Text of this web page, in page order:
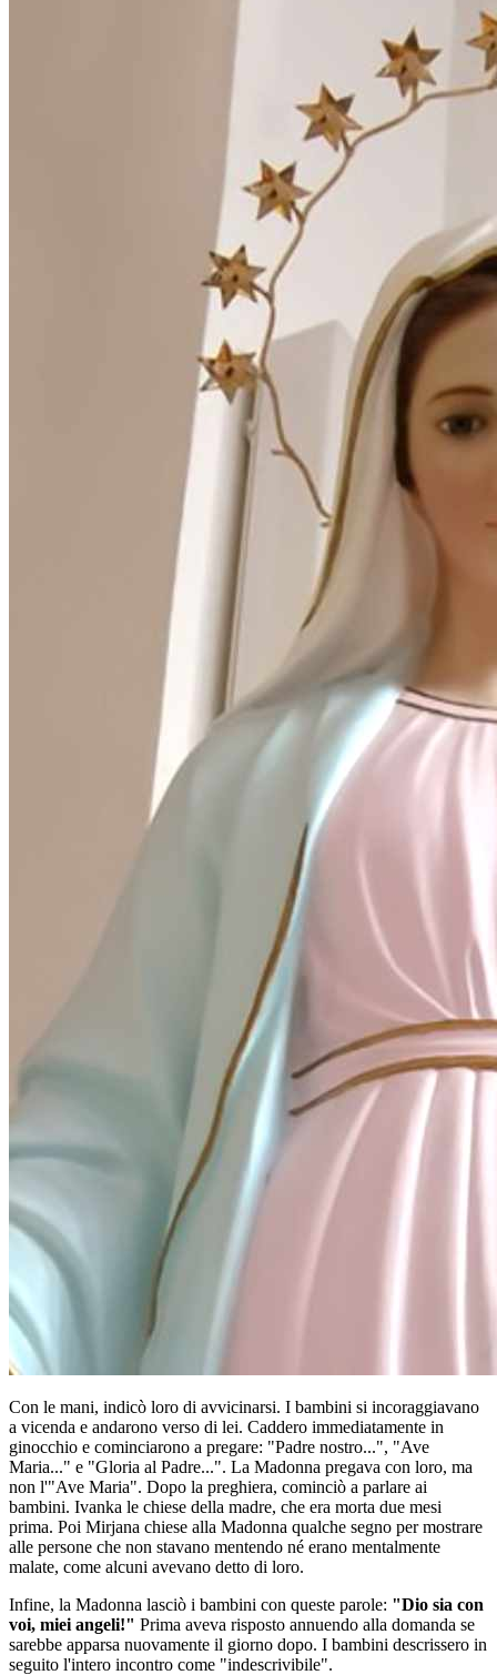
Con le mani, indicò loro di avvicinarsi. I bambini si incoraggiavano
a vicenda e andarono verso di lei. Caddero immediatamente in
ginocchio e cominciarono a pregare: "Padre nostro...", "Ave
Maria..." e "Gloria al Padre...". La Madonna pregava con loro, ma
non l'"Ave Maria". Dopo la preghiera, cominciò a parlare ai
bambini. Ivanka le chiese della madre, che era morta due mesi
prima. Poi Mirjana chiese alla Madonna qualche segno per mostrare
alle persone che non stavano mentendo né erano mentalmente
malate, come alcuni avevano detto di loro.
Infine, la Madonna lasciò i bambini con queste parole: "Dio sia con
voi, miei angeli!" Prima aveva risposto annuendo alla domanda se
sarebbe apparsa nuovamente il giorno dopo. I bambini descrissero in
seguito l'intero incontro come "indescrivibile".